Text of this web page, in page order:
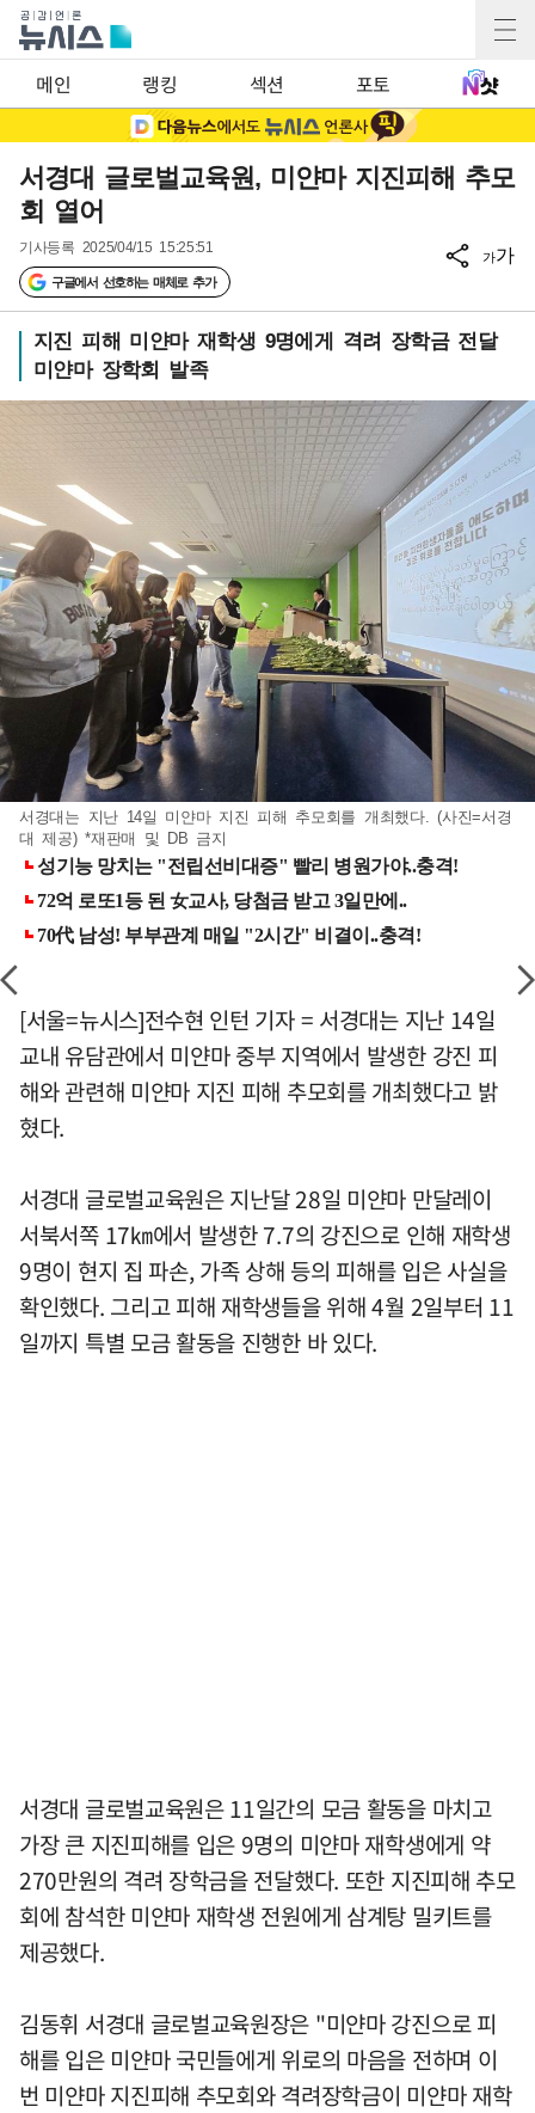
메인 랭킹 섹션 포토
서경대 글로벌교육원, 미얀마 지진피해 추모
회 열어
기사등록 2025/04/15 15:25:51
구글에서 선호하는 매체로 추가
가가
지진 피해 미얀마 재학생 9명에게 격려 장학금 전달
미얀마 장학회 발족
서경대는 지난 14일 미얀마 지진 피해 추모회를 개최했다. (사진=서경
대 제공) *재판매 및 DB 금지
[서울=뉴시스]전수현 인턴 기자 = 서경대는 지난 14일
교내 유담관에서 미얀마 중부 지역에서 발생한 강진 피
해와 관련해 미얀마 지진 피해 추모회를 개최했다고 밝
혔다.
서경대 글로벌교육원은 지난달 28일 미얀마 만달레이
서북서쪽 17㎞에서 발생한 7.7의 강진으로 인해 재학생
9명이 현지 집 파손, 가족 상해 등의 피해를 입은 사실을
확인했다. 그리고 피해 재학생들을 위해 4월 2일부터 11
일까지 특별 모금 활동을 진행한 바 있다.
서경대 글로벌교육원은 11일간의 모금 활동을 마치고
가장 큰 지진피해를 입은 9명의 미얀마 재학생에게 약
270만원의 격려 장학금을 전달했다. 또한 지진피해 추모
회에 참석한 미얀마 재학생 전원에게 삼계탕 밀키트를
제공했다.
김동휘 서경대 글로벌교육원장은 "미얀마 강진으로 피
해를 입은 미얀마 국민들에게 위로의 마음을 전하며 이
번 미얀마 지진피해 추모회와 격려장학금이 미얀마 재학